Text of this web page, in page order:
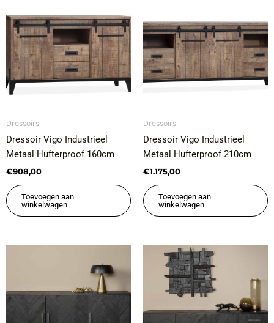
Dressoirs
Dressoir Vigo Industrieel
Metaal Hufterproof 160cm
€908,00
Toevoegen aan
winkelwagen
Dressoirs
Dressoir Vigo Industrieel
Metaal Hufterproof 210cm
€1.175,00
Toevoegen aan
winkelwagen